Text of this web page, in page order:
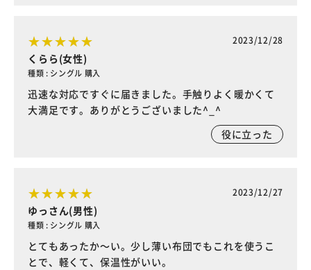
2023/12/28
くらら(女性)
種類 : シングル 購入
迅速な対応ですぐに届きました。手触りよく暖かくて
大満足です。ありがとうございました^_^
役に立った
2023/12/27
ゆっさん(男性)
種類 : シングル 購入
とてもあったか～い。少し薄い布団でもこれを使うこ
とで、軽くて、保温性がいい。